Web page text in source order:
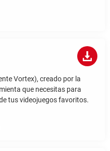
Vortex), creado por la
que necesitas para
tus videojuegos favoritos.